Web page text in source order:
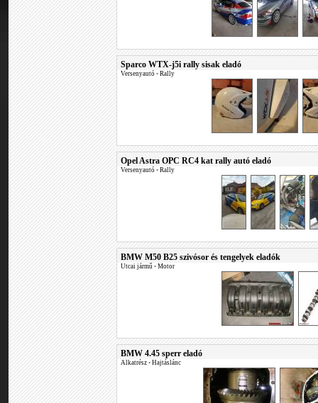
Sparco WTX-j5i rally sisak eladó
Versenyautó • Rally
Opel Astra OPC RC4 kat rally autó eladó
Versenyautó • Rally
BMW M50 B25 szivósor és tengelyek eladók
Utcai jármű • Motor
BMW 4.45 sperr eladó
Alkatrész • Hajtáslánc